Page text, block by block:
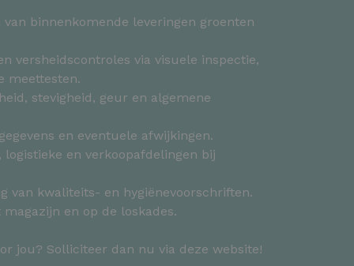
binnenkomende leveringen groenten
versheidscontroles via visuele inspectie,
meettesten.
stevigheid, geur en algemene
en eventuele afwijkingen.
logistieke en verkoopafdelingen bij
van kwaliteits- en hygiënevoorschriften.
en op de loskades.
jou? Solliciteer dan nu via deze website!